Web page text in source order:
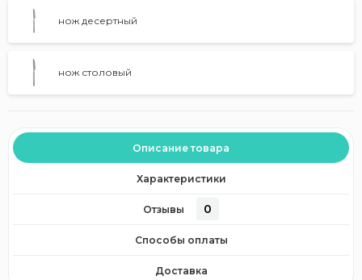
нож десертный
нож столовый
Описание товара
Характеристики
Отзывы 0
Способы оплаты
Доставка